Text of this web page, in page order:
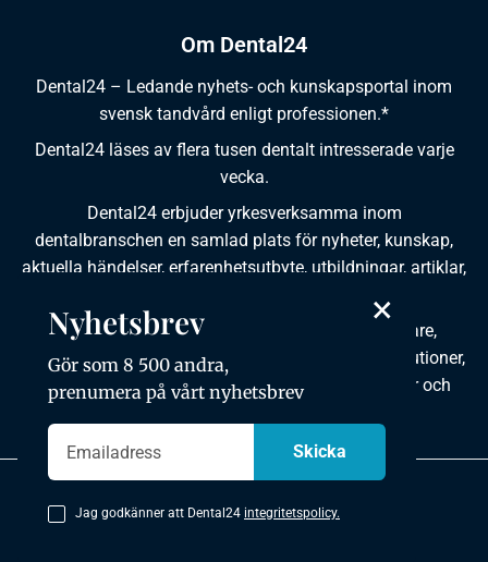
Om Dental24
Dental24 – Ledande nyhets- och kunskapsportal inom
svensk tandvård enligt professionen.*
Dental24 läses av flera tusen dentalt intresserade varje
vecka.
Dental24 erbjuder yrkesverksamma inom
dentalbranschen en samlad plats för nyheter, kunskap,
aktuella händelser, erfarenhetsutbyte, utbildningar, artiklar,
Dental24 produceras i samverkan med tandläkare,
tandhygienister, tandsköterskor, tandtekniker, institutioner,
kursgivare, föreningar, organisationer, leverantörer och
Copyright © 2026 Dental24. All rights reserved.
×
Nyhetsbrev
Gör som 8 500 andra,
prenumera på vårt nyhetsbrev
Jag godkänner att Dental24 integritetspolicy.